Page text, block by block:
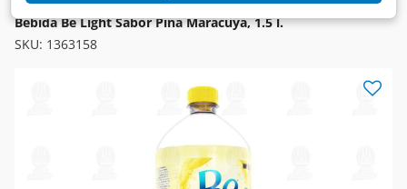
BE LIGHT
Bebida Be Light Sabor Piña Maracuyá, 1.5 l.
SKU: 1363158